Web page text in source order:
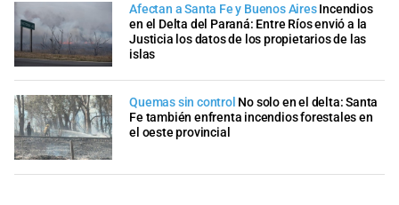
Afectan a Santa Fe y Buenos Aires Incendios
en el Delta del Paraná: Entre Ríos envió a la
Justicia los datos de los propietarios de las
islas
Quemas sin control No solo en el delta: Santa
Fe también enfrenta incendios forestales en
el oeste provincial